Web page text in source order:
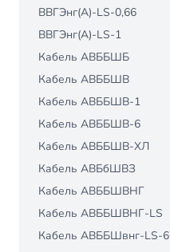
ВВГЭнг(А)-LS-0,66
ВВГЭнг(А)-LS-1
Кабель АВББШБ
Кабель АВББШВ
Кабель АВББШВ-1
Кабель АВББШВ-6
Кабель АВББШВ-ХЛ
Кабель АВБбШВЗ
Кабель АВББШВНГ
Кабель АВББШВНГ-LS
Кабель АВББШвнг-LS-6